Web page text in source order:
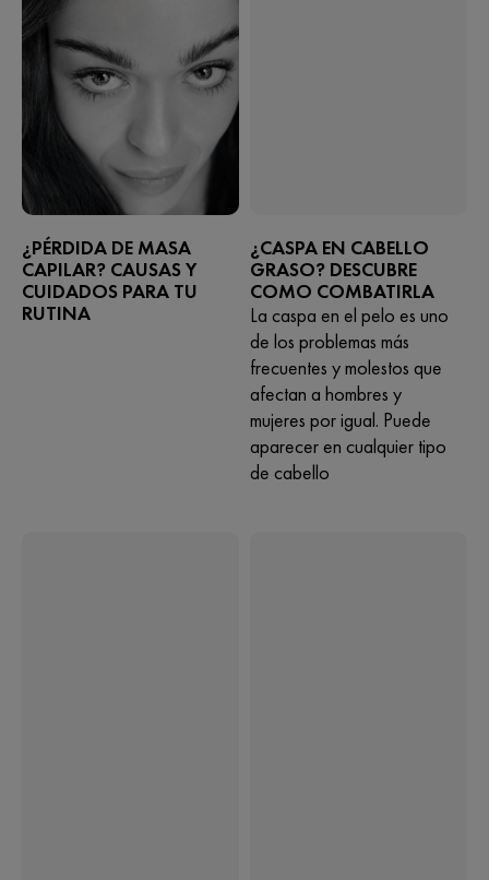
¿PÉRDIDA DE MASA
CAPILAR? CAUSAS Y
CUIDADOS PARA TU
RUTINA
¿CASPA EN CABELLO
GRASO? DESCUBRE
COMO COMBATIRLA
La caspa en el pelo es uno
de los problemas más
frecuentes y molestos que
afectan a hombres y
mujeres por igual. Puede
aparecer en cualquier tipo
de cabello